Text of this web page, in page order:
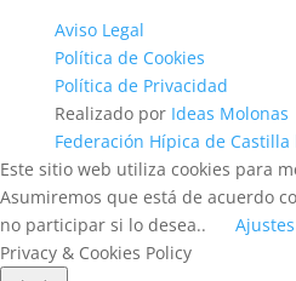
Aviso Legal
Política de Cookies
Política de Privacidad
Realizado por Ideas
Federación Hípica de Castilla
Este sitio web utiliza cookies para
Asumiremos que está de acuerdo
no participar si lo desea..
Privacy & Cookies Policy